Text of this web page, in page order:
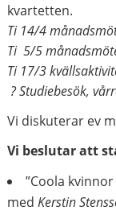
kvartetten.
Ti 14/4
Ti 5/5
Ti 17/3
? Studiebesök,
Vi diskuterar ev
Vi beslutar att
”Coola
med Kerstin